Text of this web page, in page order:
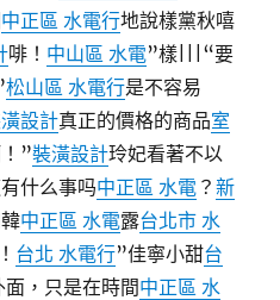
中正區 水電行地說樣黨秋嘻
啡！ 中山區 水電”樣|||“要
松山區 水電行是不容易
設計真正的價格的商品室
”裝潢設計玲妃看著不以
什么事吗中正區 水電 ？新
中正區 水電露台北市 水
台北 水電行”佳寧小甜台
，只是在時間中正區 水